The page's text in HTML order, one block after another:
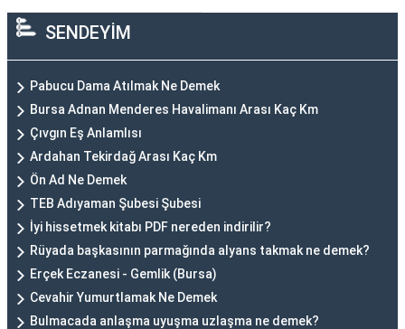
SENDEYİM
Pabucu Dama Atılmak Ne Demek
Bursa Adnan Menderes Havalimanı Arası Kaç Km
Çıvgın Eş Anlamlısı
Ardahan Tekirdağ Arası Kaç Km
Ön Ad Ne Demek
TEB Adıyaman Şubesi Şubesi
İyi hissetmek kitabı PDF nereden indirilir?
Rüyada başkasının parmağında alyans takmak ne demek?
Erçek Eczanesi - Gemlik (Bursa)
Cevahir Yumurtlamak Ne Demek
Bulmacada anlaşma uyuşma uzlaşma ne demek?